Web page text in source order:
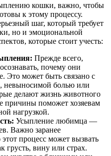
кошки, важно, чтобы
к этому процессу.
шаг, который требует
но и эмоциональной
которые стоит учесть:
Прежде всего,
почему они
Это может быть связано с
невыносимой болью или
делают жизнь животного
поможет хозяевам
нагрузкой.
Усыпление любимца —
Важно заранее
процесс может вызвать
грусть, вину или страх.